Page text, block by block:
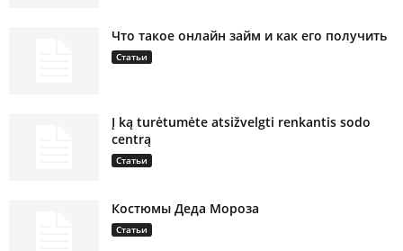
Что такое онлайн займ и как его получить
Статьи
Į ką turėtumėte atsižvelgti renkantis sodo
centrą
Статьи
Костюмы Деда Мороза
Статьи